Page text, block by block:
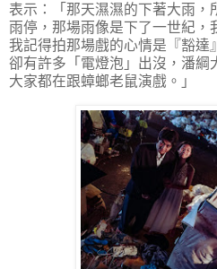
表示：「那天濕濕的下著大雨，
雨停，那場雨像是下了一世紀，
我記得拍那場戲的心情是『豁達
卻有許多「電燈泡」出沒，潘綱
大家都在跟蟑螂老鼠演戲。」